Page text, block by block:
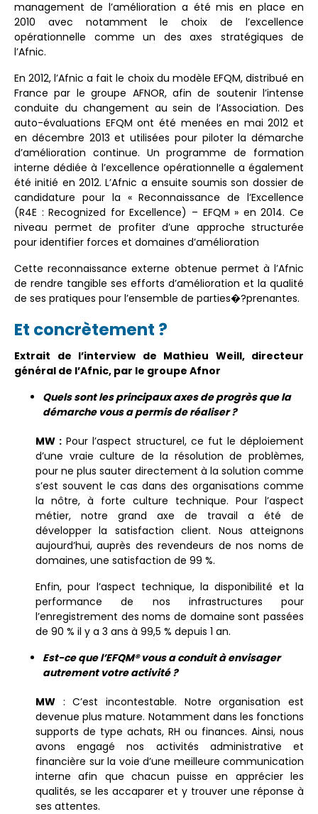
management de l’amélioration a été mis en place en
2010 avec notamment le choix de l’excellence
opérationnelle comme un des axes stratégiques de
l’Afnic.
En 2012, l’Afnic a fait le choix du modèle EFQM, distribué en
France par le groupe AFNOR, afin de soutenir l’intense
conduite du changement au sein de l’Association. Des
auto-évaluations EFQM ont été menées en mai 2012 et
en décembre 2013 et utilisées pour piloter la démarche
d’amélioration continue. Un programme de formation
interne dédiée à l’excellence opérationnelle a également
été initié en 2012. L’Afnic a ensuite soumis son dossier de
candidature pour la « Reconnaissance de l’Excellence
(R4E : Recognized for Excellence) – EFQM » en 2014. Ce
niveau permet de profiter d’une approche structurée
pour identifier forces et domaines d’amélioration
Cette reconnaissance externe obtenue permet à l’Afnic
de rendre tangible ses efforts d’amélioration et la qualité
de ses pratiques pour l’ensemble de parties�?prenantes.
Et concrètement ?
Extrait de l’interview de Mathieu Weill, directeur
général de l’Afnic, par le groupe Afnor
Quels sont les principaux axes de progrès que la
démarche vous a permis de réaliser?
MW : Pour l’aspect structurel, ce fut le déploiement
d’une vraie culture de la résolution de problèmes,
pour ne plus sauter directement à la solution comme
s’est souvent le cas dans des organisations comme
la nôtre, à forte culture technique. Pour l’aspect
métier, notre grand axe de travail a été de
développer la satisfaction client. Nous atteignons
aujourd’hui, auprès des revendeurs de nos noms de
domaines, une satisfaction de 99 %.
Enfin, pour l’aspect technique, la disponibilité et la
performance de nos infrastructures pour
l’enregistrement des noms de domaine sont passées
de 90 % il y a 3 ans à 99,5 % depuis 1 an.
Est-ce que l’EFQM®vous a conduitàenvisager
autrement votre activité ?
MW : C’est incontestable. Notre organisation est
devenue plus mature. Notamment dans les fonctions
supports de type achats, RH ou finances. Ainsi, nous
avons engagé nos activités administrative et
financière sur la voie d’une meilleure communication
interne afin que chacun puisse en apprécier les
qualités, se les accaparer et y trouver une réponse à
ses attentes.